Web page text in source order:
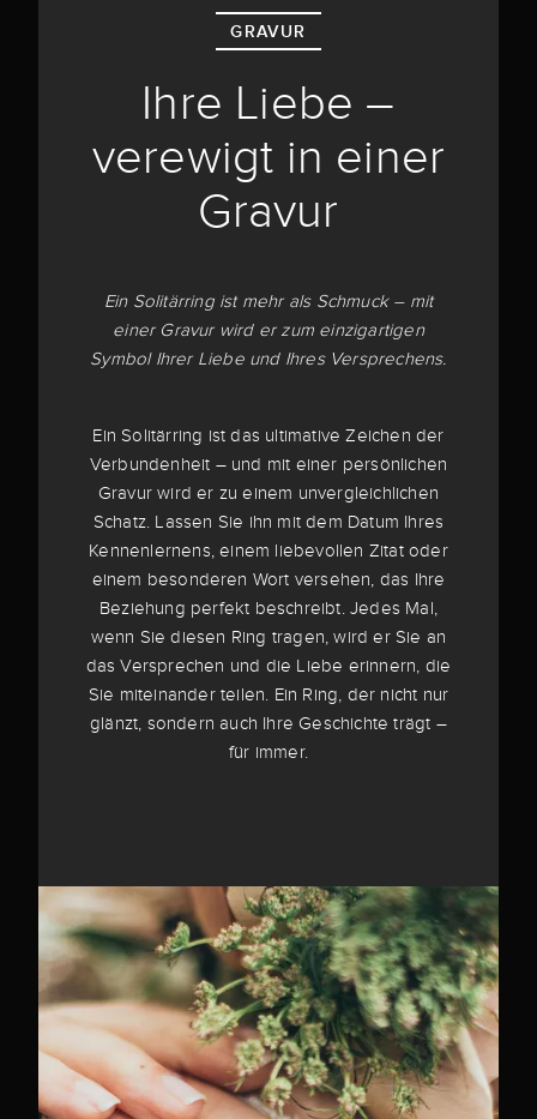
GRAVUR
Ihre Liebe –
verewigt in einer
Gravur
Ein Solitärring ist mehr als Schmuck – mit
einer Gravur wird er zum einzigartigen
Symbol Ihrer Liebe und Ihres Versprechens.
Ein Solitärring ist das ultimative Zeichen der
Verbundenheit – und mit einer persönlichen
Gravur wird er zu einem unvergleichlichen
Schatz. Lassen Sie ihn mit dem Datum Ihres
Kennenlernens, einem liebevollen Zitat oder
einem besonderen Wort versehen, das Ihre
Beziehung perfekt beschreibt. Jedes Mal,
wenn Sie diesen Ring tragen, wird er Sie an
das Versprechen und die Liebe erinnern, die
Sie miteinander teilen. Ein Ring, der nicht nur
glänzt, sondern auch Ihre Geschichte trägt –
für immer.